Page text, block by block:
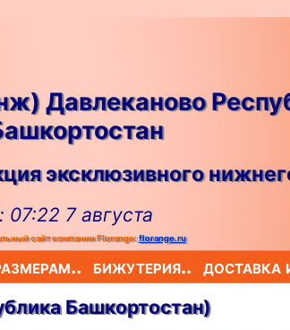
Давлеканово
эксклюзивного
7 августа
сайт компании Florange:florange.ru
бижутерия.. доставка
Башкортостан)